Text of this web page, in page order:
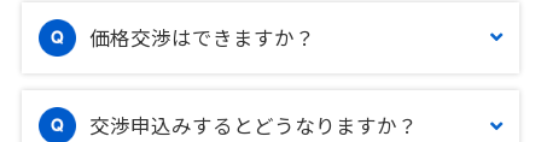
価格交渉はできますか？
交渉申込みするとどうなりますか？